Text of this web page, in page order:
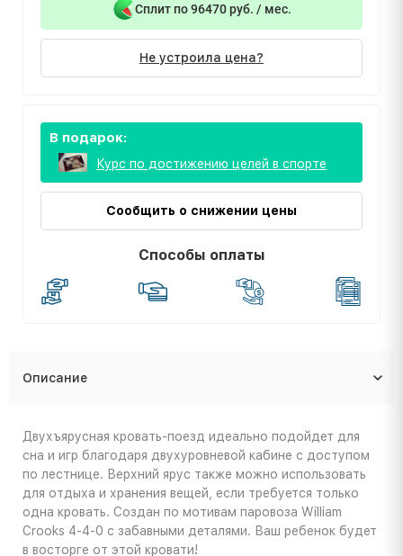
Сплит по 96470 руб. / мес.
Не устроила цена?
В подарок:
Курс по достижению целей в спорте
Сообщить о снижении цены
Способы оплаты
Описание
Двухъярусная кровать-поезд идеально подойдет для
сна и игр благодаря двухуровневой кабине с доступом
по лестнице. Верхний ярус также можно использовать
для отдыха и хранения вещей, если требуется только
одна кровать. Создан по мотивам паровоза William
Crooks 4-4-0 с забавными деталями. Ваш ребенок будет
в восторге от этой кровати!